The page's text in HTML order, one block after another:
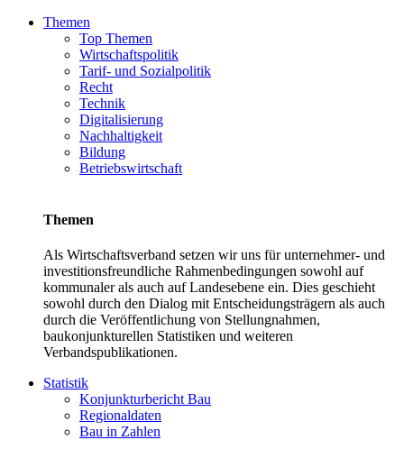
Themen
Top Themen
Wirtschaftspolitik
Tarif- und Sozialpolitik
Recht
Technik
Digitalisierung
Nachhaltigkeit
Bildung
Betriebswirtschaft
Themen
Als Wirtschaftsverband setzen wir uns für unternehmer- und
investitionsfreundliche Rahmenbedingungen sowohl auf
kommunaler als auch auf Landesebene ein. Dies geschieht
sowohl durch den Dialog mit Entscheidungsträgern als auch
durch die Veröffentlichung von Stellungnahmen,
baukonjunkturellen Statistiken und weiteren
Verbandspublikationen.
Statistik
Konjunkturbericht Bau
Regionaldaten
Bau in Zahlen